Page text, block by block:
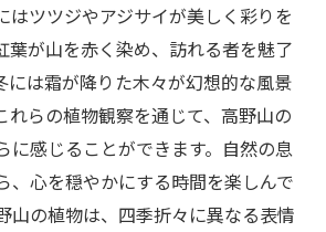
はツツジやアジサイが美しく彩りを
葉が山を赤く染め、訪れる者を魅了
には霜が降りた木々が幻想的な風景
れらの植物観察を通じて、高野山の
に感じることができます。自然の息
、心を穏やかにする時間を楽しんで
山の植物は、四季折々に異なる表情